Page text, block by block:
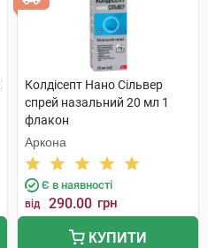
Колдісепт Нано Сільвер
спрей назальний 20 мл 1
флакон
Аркона
Є в наявності
від 290.00 грн
КУПИТИ